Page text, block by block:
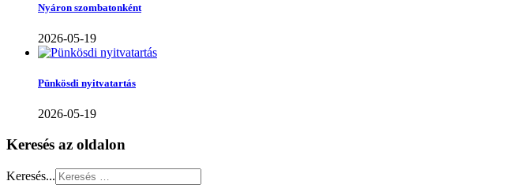
Nyáron szombatonként
2026-05-19
Pünkösdi nyitvatartás
2026-05-19
Keresés az oldalon
Keresés...